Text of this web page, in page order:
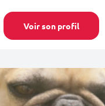
Voir son profil